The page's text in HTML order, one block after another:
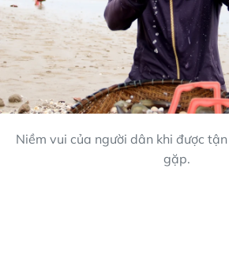
Niềm vui của người dân khi được tận
gặp.